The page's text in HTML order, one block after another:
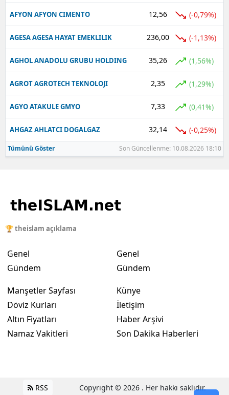
AFYON AFYON CIMENTO 12,56 (-0,79%)
AGESA AGESA HAYAT EMEKLILIK 236,00 (-1,13%)
AGHOL ANADOLU GRUBU HOLDING 35,26 (1,56%)
AGROT AGROTECH TEKNOLOJI 2,35 (1,29%)
AGYO ATAKULE GMYO 7,33 (0,41%)
AHGAZ AHLATCI DOGALGAZ 32,14 (-0,25%)
Tümünü Göster Son Güncellenme: 10.08.2026 18:10
🏆 theislam açıklama
Genel
Gündem
Genel
Gündem
Manşetler Sayfası
Döviz Kurları
Altın Fiyatları
Namaz Vakitleri
Künye
İletişim
Haber Arşivi
Son Dakika Haberleri
RSS Copyright © 2026 . Her hakkı saklıdır.